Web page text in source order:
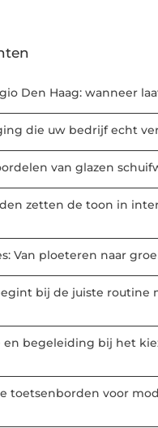
Den Haag: wanneer
die uw bedrijf echt
van glazen
zetten de toon in
Van ploeteren naar
bij de juiste routine
en begeleiding bij het
toetsenborden voor